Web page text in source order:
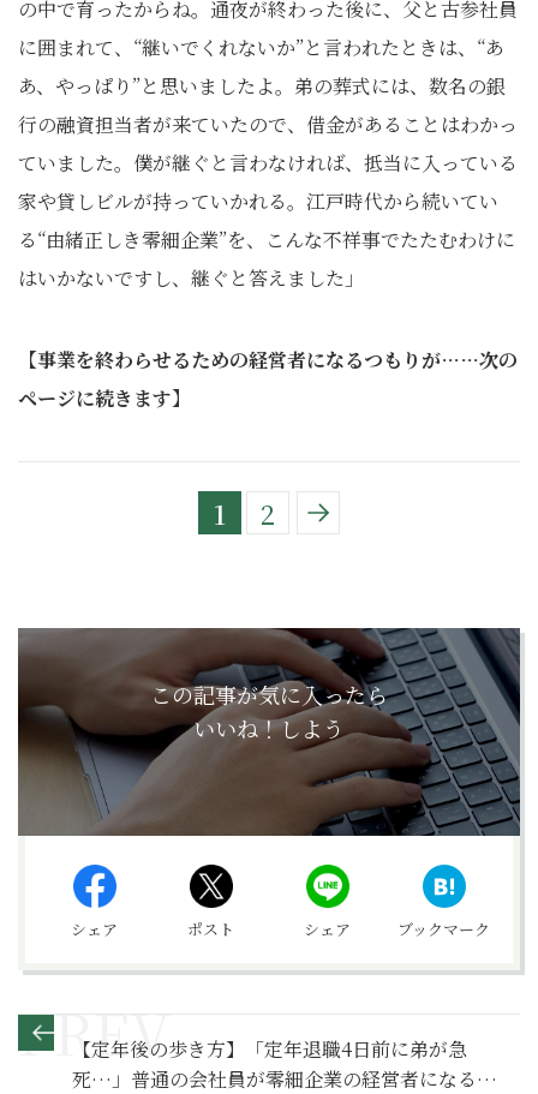
の中で育ったからね。通夜が終わった後に、父と古参社員
に囲まれて、“継いでくれないか”と言われたときは、“あ
あ、やっぱり”と思いましたよ。弟の葬式には、数名の銀
行の融資担当者が来ていたので、借金があることはわかっ
ていました。僕が継ぐと言わなければ、抵当に入っている
家や貸しビルが持っていかれる。江戸時代から続いてい
る“由緒正しき零細企業”を、こんな不祥事でたたむわけに
はいかないですし、継ぐと答えました」
【事業を終わらせるための経営者になるつもりが……次の
ページに続きます】
1 2
この記事が気に入ったら
いいね！しよう
シェア ポスト シェア ブックマーク
【定年後の歩き方】「定年退職4日前に弟が急
死…」普通の会社員が零細企業の経営者になるま